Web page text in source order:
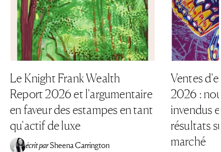
Le Knight Frank Wealth
Report 2026 et l'argumentaire
en faveur des estampes en tant
qu'actif de luxe
écrit parSheena Carrington
Ventes
2026 :
invendus
résultats
marché